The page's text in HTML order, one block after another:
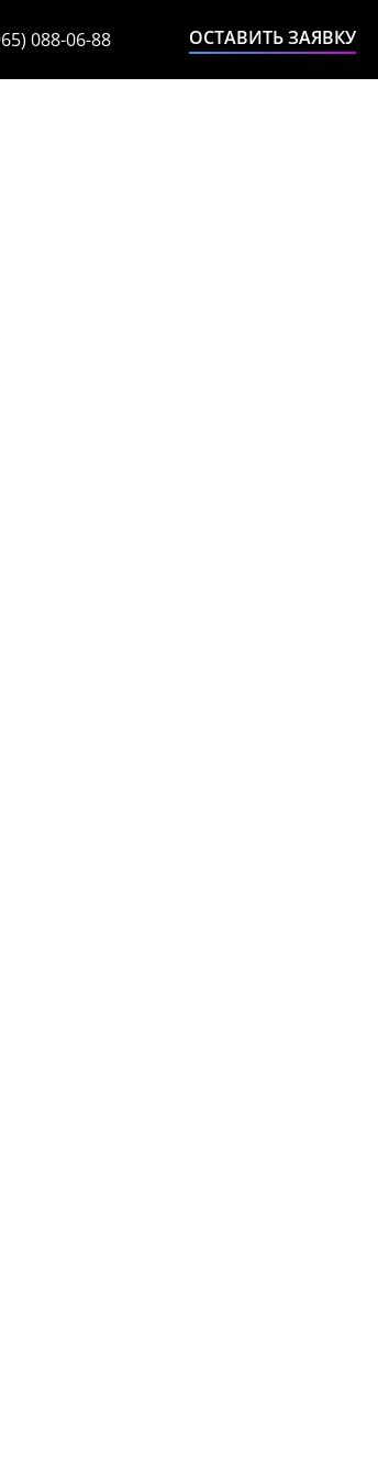
088-06-88 ОСТАВИТЬ ЗАЯВКУ